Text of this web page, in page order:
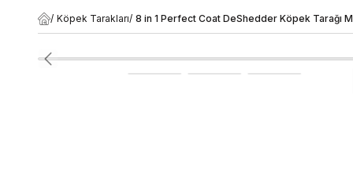
/ Köpek Tarakları/ 8 in 1 Perfect Coat DeShedder Köpek Tarağı M